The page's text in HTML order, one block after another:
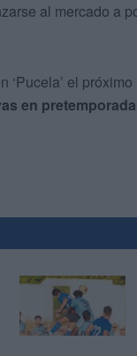
al mercado a
el
en